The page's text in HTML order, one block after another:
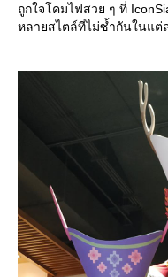
ถูกใจโคมไฟสวย ๆ ที่
หลายสไตล์ที่ไม่ซ้ำกันในแต่